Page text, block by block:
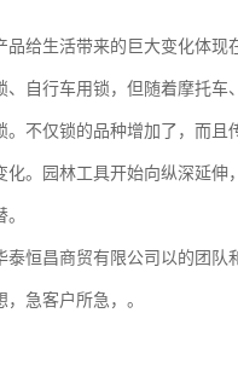
品给生活带来的巨大变化体
、自行车用锁，但随着摩托
。不仅锁的品种增加了，而
化。园林工具开始向纵深延
泰恒昌商贸有限公司以的团队
，急客户所急，。